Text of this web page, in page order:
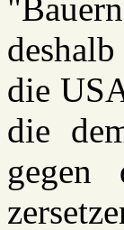
die
die
gegen